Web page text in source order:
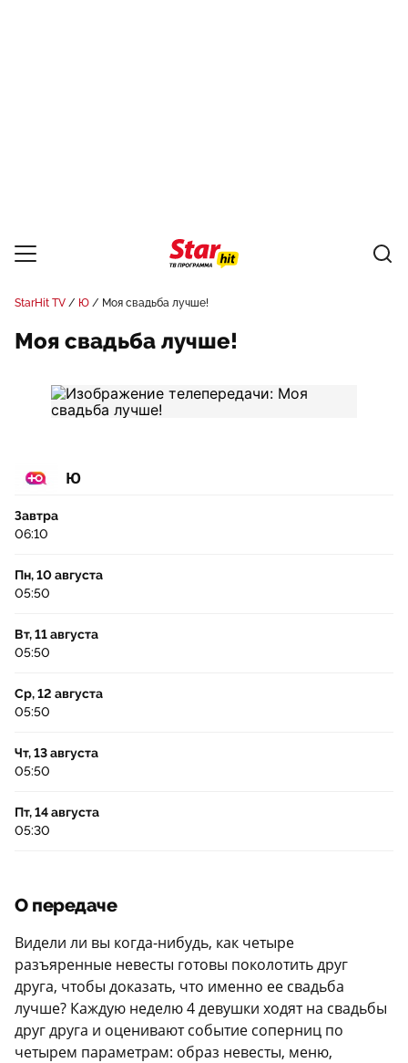
StarHit TV Ю Моя свадьба лучше!
Моя свадьба лучше!
Ю
Завтра
06:10
Пн, 10 августа
05:50
Вт, 11 августа
05:50
Ср, 12 августа
05:50
Чт, 13 августа
05:50
Пт, 14 августа
05:30
О передаче
Видели ли вы когда-нибудь, как четыре
разъяренные невесты готовы поколотить друг
друга, чтобы доказать, что именно ее свадьба
лучше? Каждую неделю 4 девушки ходят на свадьбы
друг друга и оценивают событие соперниц по
четырем параметрам: образ невесты, меню,